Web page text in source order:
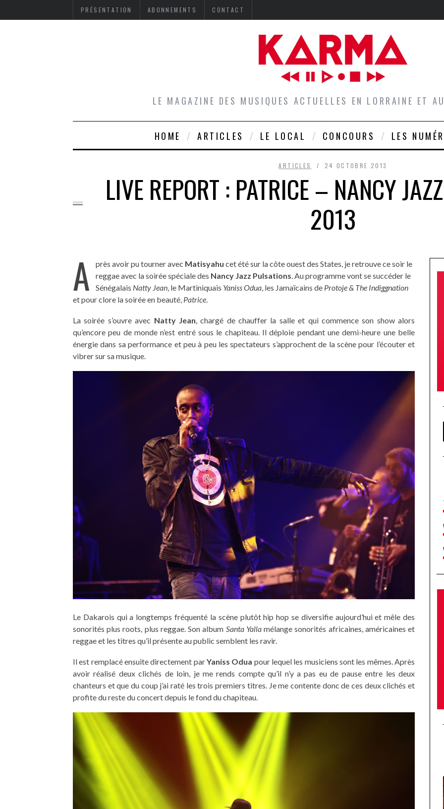
PRÉSENTATION ABONNEMENTS CONTACT
LE MAGAZINE DES MUSIQUES ACTUELLES EN LORRAINE ET
HOME ARTICLES LE LOCAL CONCOURS LES
ARTICLES 24 OCTOBRE 2013
LIVE REPORT : PATRICE – NANCY
2013
A près avoir pu tourner avec Matisyahu cet été sur la côte ouest des States, je retrouve ce soir le
reggae avec la soirée spéciale des Nancy Jazz Pulsations. Au programme vont se succéder le
Sénégalais Natty Jean, le Martiniquais Yaniss Odua, les Jamaïcains de Protoje & The Indiggnation
et pour clore la soirée en beauté, Patrice.
La soirée s’ouvre avec Natty Jean, chargé de chauffer la salle et qui commence son show alors
qu’encore peu de monde n’est entré sous le chapiteau. Il déploie pendant une demi-heure une belle
énergie dans sa performance et peu à peu les spectateurs s’approchent de la scène pour l’écouter et
vibrer sur sa musique.
Le Dakarois qui a longtemps fréquenté la scène plutôt hip hop se diversifie aujourd’hui et mêle des
sonorités plus roots, plus reggae. Son album Santa Yallamélange sonorités africaines, américaines et
reggae et les titres qu’il présente au public semblent les ravir.
Il est remplacé ensuite directement parYaniss Odua pour lequel les musiciens sont les mêmes. Après
avoir réalisé deux clichés de loin, je me rends compte qu’il n’y a pas eu de pause entre les deux
chanteurs et que du coup j’ai raté les trois premiers titres. Je me contente donc de ces deux clichés et
profite du reste du concert depuis le fond du chapiteau.